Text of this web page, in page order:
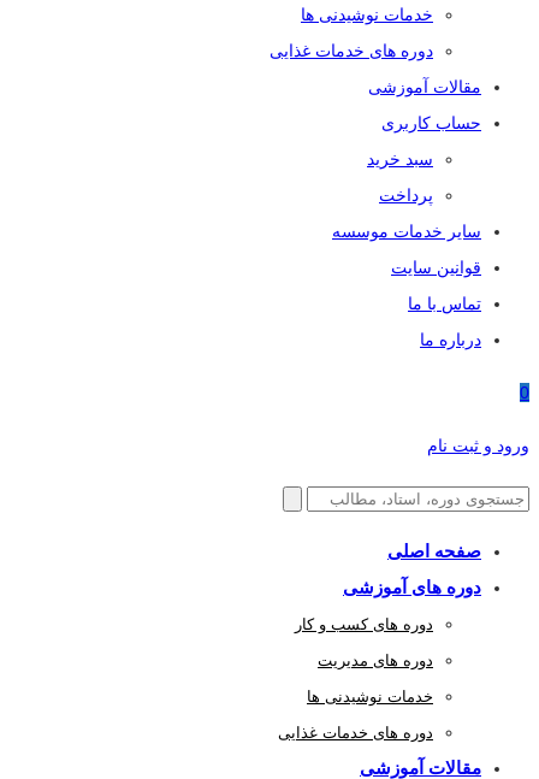
خدمات نوشیدنی ها
دوره های خدمات غذایی
مقالات آموزشی
حساب کاربری
سبد خرید
پرداخت
سایر خدمات موسسه
قوانین سایت
تماس با ما
درباره ما
0
ورود و ثبت نام
صفحه اصلی
دوره های آموزشی
دوره های کسب و کار
دوره های مدیریت
خدمات نوشیدنی ها
دوره های خدمات غذایی
مقالات آموزشی